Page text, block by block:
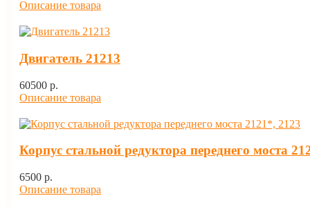
Описание товара
Двигатель 21213
60500 p.
Описание товара
Корпус стальной редуктора переднего моста
6500 p.
Описание товара